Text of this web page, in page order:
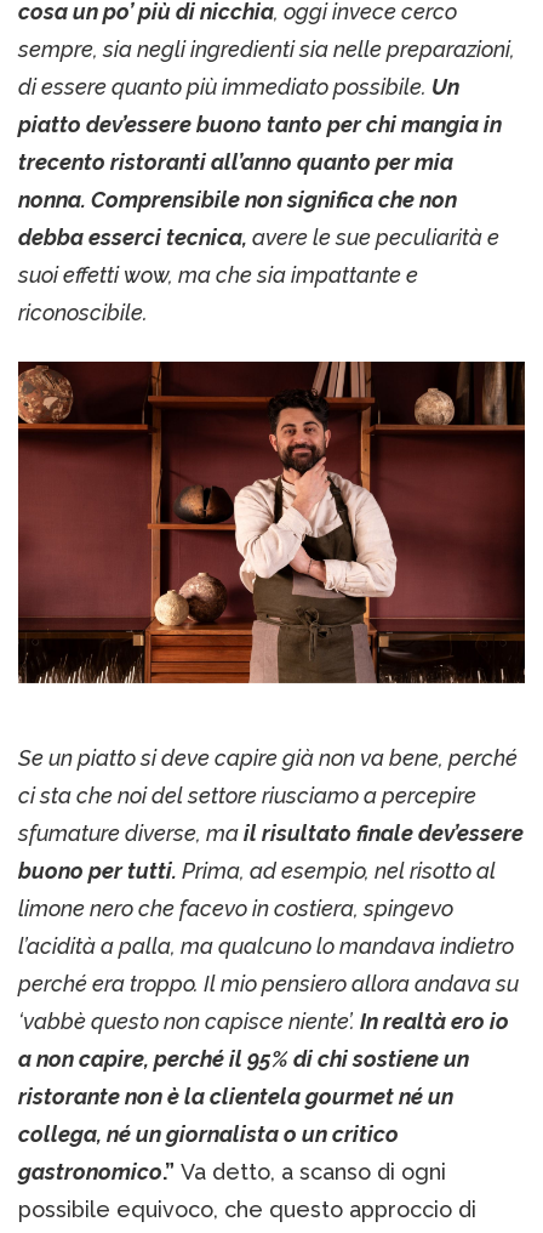
cosa un po’ più di nicchia, oggi invece cerco
sempre, sia negli ingredienti sia nelle preparazioni,
di essere quanto più immediato possibile. Un
piatto dev’essere buono tanto per chi mangia in
trecento ristoranti all’anno quanto per mia
nonna. Comprensibile non significa che non
debba esserci tecnica, avere le sue peculiarità e
suoi effetti wow, ma che sia impattante e
riconoscibile.
Se un piatto si deve capire già non va bene, perché
ci sta che noi del settore riusciamo a percepire
sfumature diverse, mail risultato finale dev’essere
buono per tutti. Prima, ad esempio, nel risotto al
limone nero che facevo in costiera, spingevo
l’acidità a palla, ma qualcuno lo mandava indietro
perché era troppo. Il mio pensiero allora andava su
‘vabbè questo non capisce niente’. In realtà ero io
a non capire, perché il 95% di chi sostiene un
ristorante non è la clientela gourmet né un
collega, né un giornalista o un critico
gastronomico.” Va detto, a scanso di ogni
possibile equivoco, che questo approccio di